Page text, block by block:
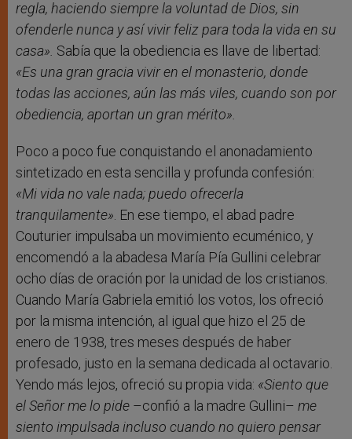
regla, haciendo siempre la voluntad de Dios, sin
ofenderle nunca y así vivir feliz para toda la vida en su
casa». Sabía que la obediencia es llave de libertad:
«Es una gran gracia vivir en el monasterio, donde
todas las acciones, aún las más viles, cuando son por
obediencia, aportan un gran mérito».
Poco a poco fue conquistando el anonadamiento
sintetizado en esta sencilla y profunda confesión:
«Mi vida no vale nada; puedo ofrecerla
tranquilamente». En ese tiempo, el abad padre
Couturier impulsaba un movimiento ecuménico, y
encomendó a la abadesa María Pía Gullini celebrar
ocho días de oración por la unidad de los cristianos.
Cuando María Gabriela emitió los votos, los ofreció
por la misma intención, al igual que hizo el 25 de
enero de 1938, tres meses después de haber
profesado, justo en la semana dedicada al octavario.
Yendo más lejos, ofreció su propia vida: «Siento que
el Señor me lo pide –confió a la madre Gullini– me
siento impulsada incluso cuando no quiero pensar